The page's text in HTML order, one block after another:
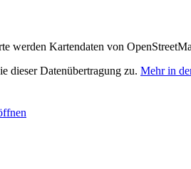
werden Kartendaten von
dieser Datenübertragung zu. Mehr in